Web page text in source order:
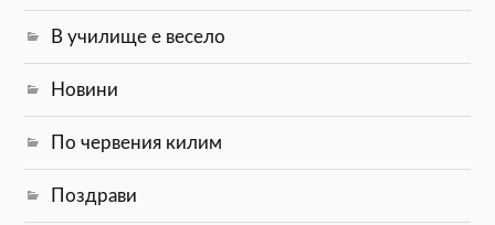
В училище е весело
Новини
По червения килим
Поздрави